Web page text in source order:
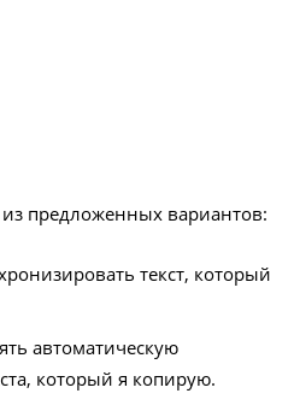
предложенных вариантов:
текст, который
автоматическую
который я копирую.